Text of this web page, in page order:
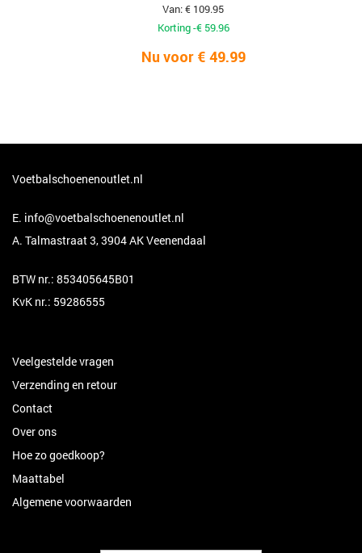
Van: € 109.95
Korting -€ 59.96
Nu voor € 49.99
Voetbalschoenenoutlet.nl
E. info@voetbalschoenenoutlet.nl
A. Talmastraat 3, 3904 AK Veenendaal
BTW nr.: 853405645B01
KvK nr.: 59286555
Veelgestelde vragen
Verzending en retour
Contact
Over ons
Hoe zo goedkoop?
Maattabel
Algemene voorwaarden